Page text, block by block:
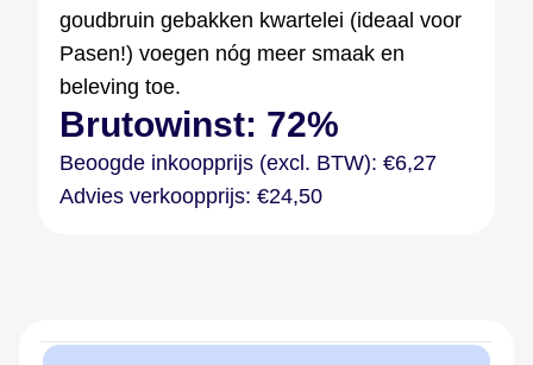
goudbruin gebakken kwartelei (ideaal voor
Pasen!) voegen nóg meer smaak en
beleving toe.
Brutowinst: 72%
Beoogde inkoopprijs (excl. BTW): €6,27
Advies verkoopprijs: €24,50